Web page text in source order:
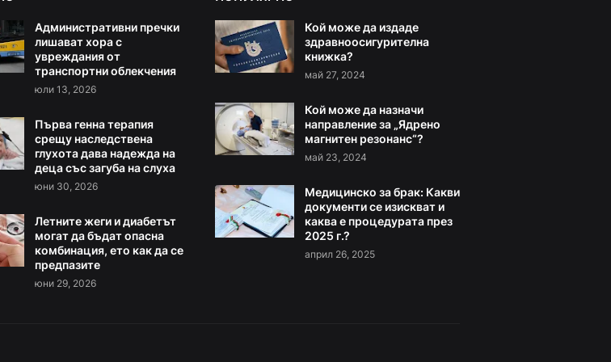
Административни пречки
лишават хора с
увреждания от
транспортни облекчения
юли 13, 2026
Първа генна терапия
срещу наследствена
глухота дава надежда на
деца със загуба на слуха
юни 30, 2026
Летните жеги и диабетът
могат да бъдат опасна
комбинация, ето как да се
предпазите
юни 29, 2026
Кой може да издаде
здравноосигурителна
книжка?
май 27, 2024
Кой може да назначи
направление за „Ядрено
магнитен резонанс“?
май 23, 2024
Медицинско за брак: Какви
документи се изискват и
каква е процедурата през
2025 г.?
април 26, 2025